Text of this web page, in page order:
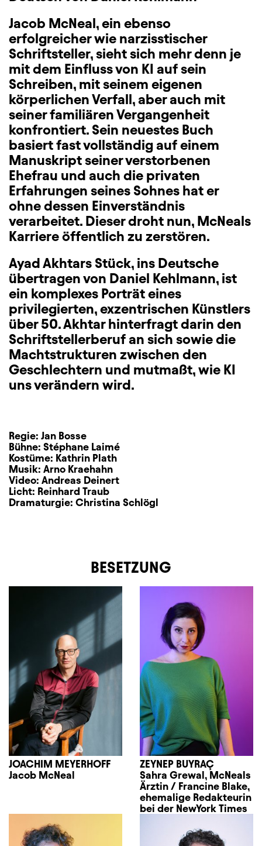
Jacob McNeal, ein ebenso
erfolgreicher wie narzisstischer
Schriftsteller, sieht sich mehr denn je
mit dem Einfluss von KI auf sein
Schreiben, mit seinem eigenen
körperlichen Verfall, aber auch mit
seiner familiären Vergangenheit
konfrontiert. Sein neuestes Buch
basiert fast vollständig auf einem
Manuskript seiner verstorbenen
Ehefrau und auch die privaten
Erfahrungen seines Sohnes hat er
ohne dessen Einverständnis
verarbeitet. Dieser droht nun, McNeals
Karriere öffentlich zu zerstören.
Ayad Akhtars Stück, ins Deutsche
übertragen von Daniel Kehlmann, ist
ein komplexes Porträt eines
privilegierten, exzentrischen Künstlers
über 50. Akhtar hinterfragt darin den
Schriftstellerberuf an sich sowie die
Machtstrukturen zwischen den
Geschlechtern und mutmaßt, wie KI
uns verändern wird.
Regie: Jan Bosse
Bühne: Stéphane Laimé
Kostüme: Kathrin Plath
Musik: Arno Kraehahn
Video: Andreas Deinert
Licht: Reinhard Traub
Dramaturgie: Christina Schlögl
BESETZUNG
JOACHIM MEYERHOFF
Jacob McNeal
ZEYNEP BUYRAÇ
Sahra Grewal, McNeals
Ärztin / Francine Blake,
ehemalige Redakteurin
bei der NewYork Times